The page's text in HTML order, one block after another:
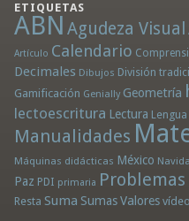
ETIQUETAS
ABN Agudeza Visual
Artículo Calendario
Decimales Dibujos División
Gamificación Genially Geometría
lectoescritura Lectura Lengua
Manualidades
Máquinas didácticas México
Paz PDI primaria Problemas
Resta Suma Sumas Valores vídeo